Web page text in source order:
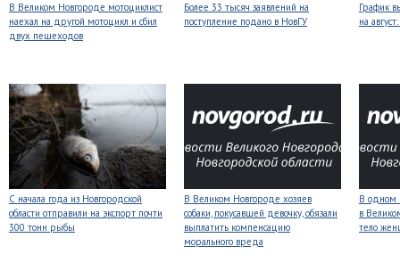
В Великом Новгороде мотоциклист
наехал на другой мотоцикл и сбил
двух пешеходов
Более 33 тысяч заявлений на
поступление подано в НовГУ
График
на
С начала года из Новгородской
области отправили на экспорт почти
300 тонн рыбы
В Великом Новгороде хозяев
собаки, покусавшей девочку, обязали
выплатить компенсацию
морального вреда
В одном
в
тело